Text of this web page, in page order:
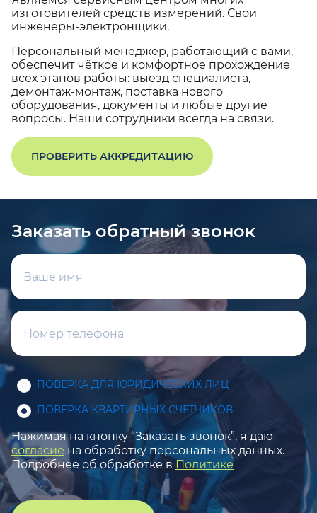
изготовителей средств измерений. Свои
инженеры-электронщики.
Персональный менеджер, работающий с вами,
обеспечит чёткое и комфортное прохождение
всех этапов работы: выезд специалиста,
демонтаж-монтаж, поставка нового
оборудования, документы и любые другие
вопросы. Наши сотрудники всегда на связи.
ПРОВЕРИТЬ АККРЕДИТАЦИЮ
Заказать обратный звонок
ПОВЕРКА ДЛЯ ЮРИДИЧЕСКИХ ЛИЦ
ПОВЕРКА КВАРТИРНЫХ СЧЕТЧИКОВ
Нажимая на кнопку “Заказать звонок”, я даю
согласие на обработку персональных данных.
Подробнее об обработке в Политике